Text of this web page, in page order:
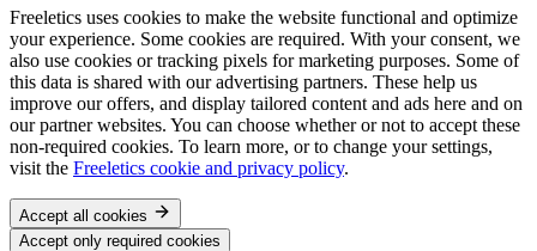
Freeletics uses cookies to make the website functional and optimize
your experience. Some cookies are required. With your consent, we
also use cookies or tracking pixels for marketing purposes. Some of
this data is shared with our advertising partners. These help us
improve our offers, and display tailored content and ads here and on
our partner websites. You can choose whether or not to accept these
non-required cookies. To learn more, or to change your settings,
visit the Freeletics cookie and privacy policy.
Accept all cookies
Accept only required cookies